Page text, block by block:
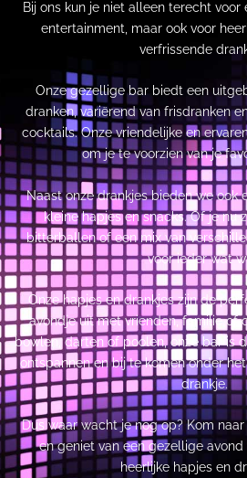
Bij ons kun je niet alleen terecht voor
entertainment, maar ook voor
verfrissende
Onze gezellige bar biedt een
dranken, variërend van frisdranken
cocktails. Onze vriendelijke en
om je te voorzien van je
Naast onze drankjes bieden we ook
kleine hapjes en snacks. Of je nu
bitterballen of een mix van
voor ieder wat
Onze hapjes en drankjes zijn de
avondje uit met vrienden, familie of
bowlen, darten of poolen, onze bar is
ontspannen en bij te komen onder
drankje.
Dus waar wacht je nog op? Kom
en geniet van een gezellige
heerlijke hapjes en